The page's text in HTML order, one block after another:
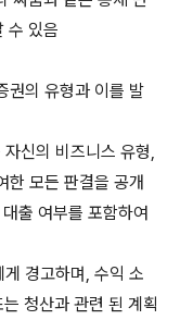
수 있음
권의 유형과 이를 발
신의 비즈니스 유형,
한 모든 판결을 공개
출 여부를 포함하여
경고하며, 수익 소
청산과 관련 된 계획